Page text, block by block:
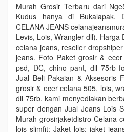
Murah Grosir Terbaru dari
Kudus hanya di Bukalapak.
CELANA JEANS
Levis, Lois, Wrangler dll).
celana jeans, reseller
jeans. Foto Paket grosir &
psd, DC, chino pant, dll 75rb
Jual Beli Pakaian & Aksesoris
grosir & ecer celana 505, lois,
dll 75rb. kami menyediakan
super dengan Jual Jeans Lois
Murah grosirjaketdistro Celana
lois slimfit; Jaket lois; jaket